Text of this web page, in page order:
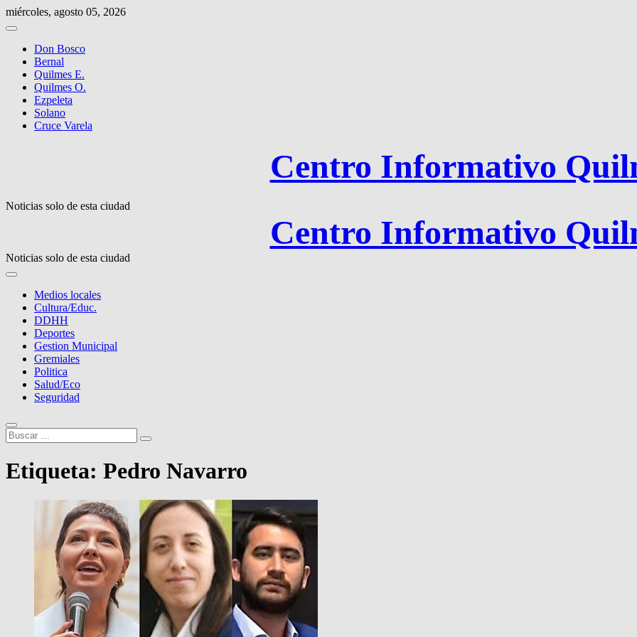
Saltar
al
miércoles, agosto 05, 2026
Don Bosco
Bernal
Quilmes E.
Quilmes O.
Ezpeleta
Solano
Cruce Varela
Centro Informativo
Noticias solo de esta ciudad
Centro Informativo
Noticias solo de esta ciudad
Medios locales
Cultura/Educ.
DDHH
Deportes
Gestion Municipal
Gremiales
Politica
Salud/Eco
Seguridad
Buscar
…
Etiqueta: Pedro Navarro